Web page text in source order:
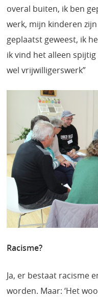
overal buiten, ik ben
werk, mijn kinderen
geplaatst geweest, ik
ik vind het alleen
wel vrijwilligerswerk”
Racisme?
Ja, er bestaat racisme
worden. Maar: ‘Het